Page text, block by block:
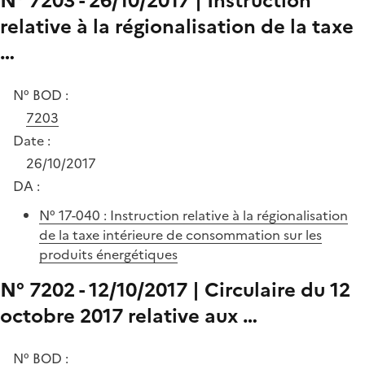
relative à la régionalisation de la taxe
…
N° BOD :
7203
Date :
26/10/2017
DA :
N° 17-040 : Instruction relative à la régionalisation
de la taxe intérieure de consommation sur les
produits énergétiques
N° 7202 - 12/10/2017 | Circulaire du 12
octobre 2017 relative aux …
N° BOD :